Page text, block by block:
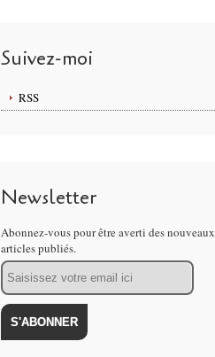
Suivez-moi
RSS
Newsletter
Abonnez-vous pour être averti des nouveaux
articles publiés.
Email